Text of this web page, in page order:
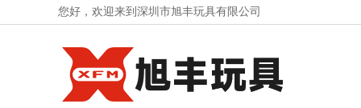
您好，欢迎来到深圳市旭丰玩具有限公司